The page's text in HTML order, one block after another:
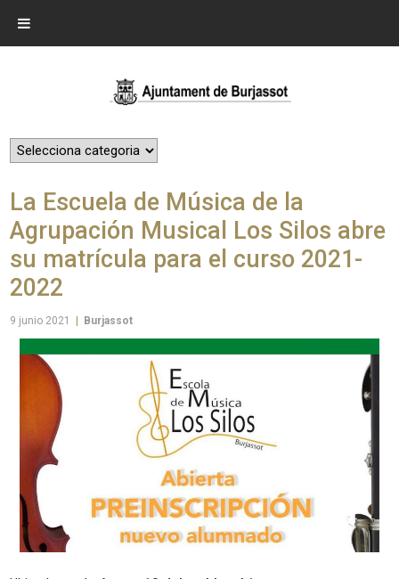
La Escuela de Música de la
Agrupación Musical Los Silos abre
su matrícula para el curso 2021-
2022
9 junio 2021 Burjassot